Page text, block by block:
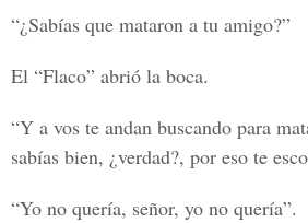
“¿Sabías que mataron a tu amigo?”
El “Flaco” abrió la boca.
“Y a vos te andan buscando para
sabías bien, ¿verdad?, por eso te
“Yo no quería, señor, yo no quería”.